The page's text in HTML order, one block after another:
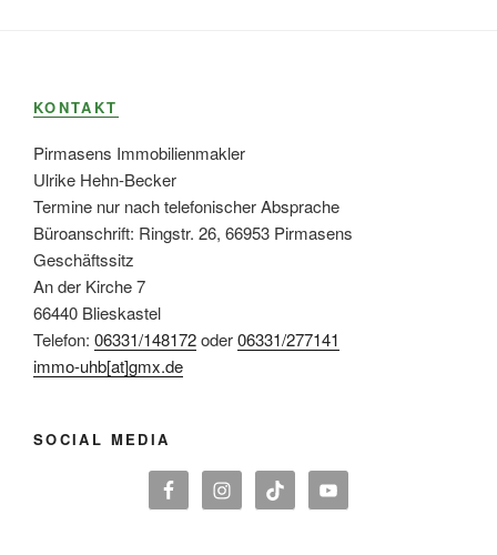
KONTAKT
Pirmasens Immobilienmakler
Ulrike Hehn-Becker
Termine nur nach telefonischer Absprache
Büroanschrift: Ringstr. 26, 66953 Pirmasens
Geschäftssitz
An der Kirche 7
66440 Blieskastel
Telefon: 06331/148172oder06331/277141
immo-uhb[at]gmx.de
SOCIAL MEDIA